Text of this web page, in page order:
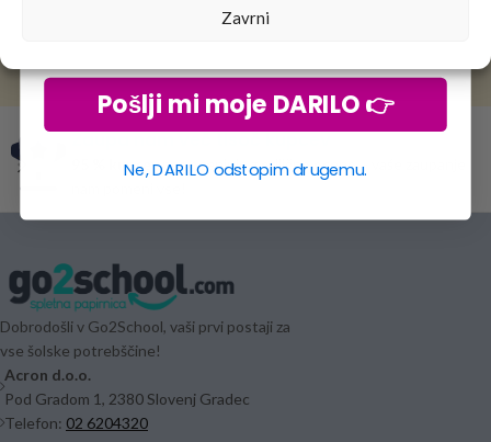
Zavrni
Zaupa nam več tisoč kupcev
95 % kupcevnas ocenjuje z odlično oceno – vaše zaupanje
Dobrodošli v Go2School, vaši prvi postaji za
vse šolske potrebščine!
Acron d.o.o.
Pod Gradom 1, 2380 Slovenj Gradec
Telefon: 02 6204320
Pošlji mi moje DARILO 👉
Ne, DARILO odstopim drugemu.